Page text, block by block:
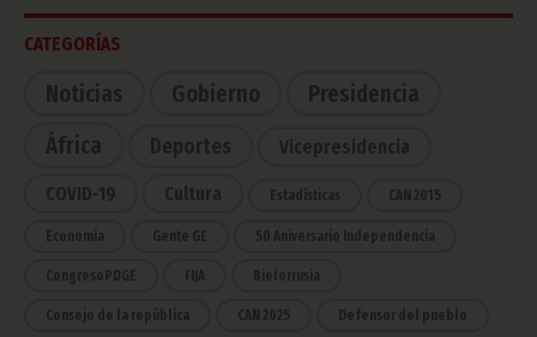
CATEGORÍAS
Noticias Gobierno
Presidencia
África
Deportes Vicepresidencia
COVID-19 Cultura Estadísticas CAN 2015
Economía Gente GE 50 Aniversario Independencia
CongresoPDGE FIJA Bielorrusia
Consejo de la república CAN 2025 Defensor del pueblo